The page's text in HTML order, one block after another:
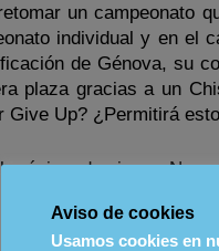
un campeonato
individual y en el
de Génova, su
plaza gracias a un
Give Up? ¿Permitirá
próximo domingo. ¡Nos
Aviso de cookies
Usamos cookies en